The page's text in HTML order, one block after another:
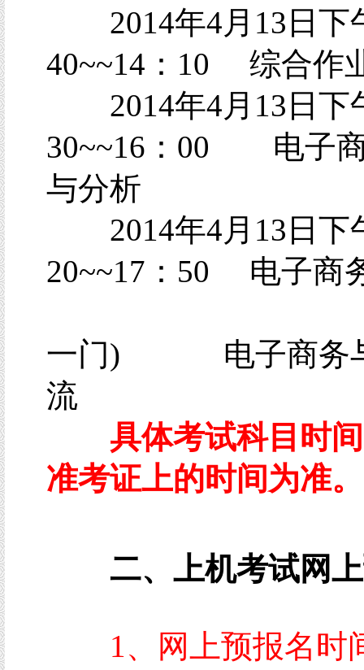
2014年4月13日下
40~~14：10 综合作
2014年4月13日下
30~~16：00 电子
与分析
2014年4月13日下
20~~17：50 电子商
一门) 电子商务
流
具体考试科目时
准考证上的时间为准。
二、上机考试网上
1、网上预报名时